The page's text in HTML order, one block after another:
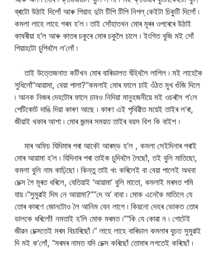
ব্ৰাটো উঠাই দিলোঁ আৰু পিয়াহ দুটা টিপি টিপি নিপল্ কেইটা চিকুটি দিলোঁ ৷
কমলা লাহে লাহে গৰম হ’ল ৷ তাই সোঁহাতখন মোৰ মূৰৰ ওপৰেৰে উঠাই
কাষৰীয়া হ’ল আৰু কাতৰ চকুৰে মোৰ চকুলৈ চালে ৷ ইংগিত বুজি মই সোঁ
পিয়াহটো চুপিবলৈ ল’লোঁ ৷
তাই উত্তেজনাত কটিখন মোৰ বাৰিডালত ঘঁহিবলৈ লাগিল ৷ মই লাহেকৈ
সুধিলোঁ“আয়ামা, বেয়া পালা?”কমলাই মোৰ ফালে চাই ওঁঠত মুখ গুঁজি দিলে
৷ আনক নিজৰ দেহটোৰ ফালে চাবও নিদিয়া মানুহজনীয়ে মই ওচৰলৈ গ’লে
পেটিকোট দাঙি দিয়া কাৰণ আছে ৷ কাৰণ এই পৃথিৱীত ময়েই তাইৰ ল’ৰা,
জীয়াই থকাৰ আশা ৷ মোৰ জন্মৰ সময়ত তাইৰ বয়স বিশ কি বাইশ ৷
মাৰ অফিচ যিদিমাৰ পৰা আকৌ আৰম্ভ হ’ল , কমলা সেইদিনাৰ পৰাই
মোৰ আয়ামা হ’ল ৷ যিদিনাৰ পৰা তাইক চুদিবলৈ লৈছোঁ, তই বুলি মাতিছো,
কমলা বুলি নাম কাঢ়িছো ৷ কিন্তু তাই খং কৰিলেই বা বেয়া পালেই অথবা
চেক্স গৈ মূৰত ধৰিলে, যেতিয়াই ‘আয়ামা’ বুলি মাতো, কমলাই মৰমত পমি
যায় ৷“সুমুৱাই দিম নে আয়ামা?”“দে অ’ বাবা ৷ মোক এনেকৈ মাতিলে যে
তোৰ কাৰণে জোনটোও লৈ আনিম যেন লাগে ৷ কিয়নো দেহৰ ভোকত তোৰ
ডালকে ধৰিলোঁ! নমতাই হ’লি মোক মৰমত ৷”“কি যে কোৱা ন ৷ গোটেই
জীৱন চেক্সতেই মৰম বিচাৰিছোঁ ৷” লাহে লাহে বাৰিডাল কমলাৰ বুচত সুমুৱাই
দি মই ক’লোঁ, “মৰমৰ নামত যদি চেক্স কৰিছোঁ তোমাৰ লগতেই কৰিছোঁ ৷